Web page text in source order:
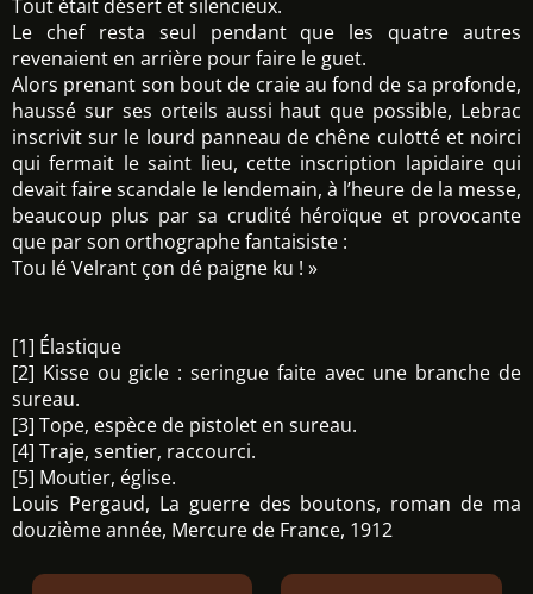
Tout était désert et silencieux.
Le chef resta seul pendant que les quatre autres
revenaient en arrière pour faire le guet.
Alors prenant son bout de craie au fond de sa profonde,
haussé sur ses orteils aussi haut que possible, Lebrac
inscrivit sur le lourd panneau de chêne culotté et noirci
qui fermait le saint lieu, cette inscription lapidaire qui
devait faire scandale le lendemain, à l’heure de la messe,
beaucoup plus par sa crudité héroïque et provocante
que par son orthographe fantaisiste :
Tou lé Velrant çon dé paigne ku ! »
[1] Élastique
[2] Kisse ou gicle : seringue faite avec une branche de
sureau.
[3] Tope, espèce de pistolet en sureau.
[4] Traje, sentier, raccourci.
[5] Moutier, église.
Louis Pergaud, La guerre des boutons, roman de ma
douzième année, Mercure de France, 1912